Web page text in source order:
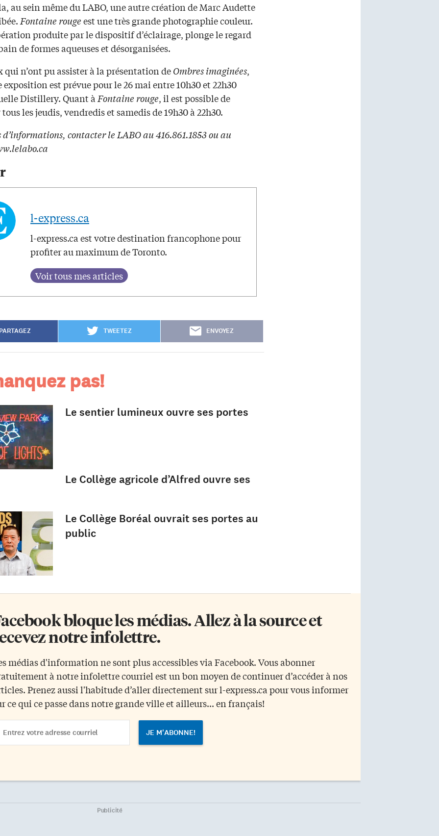
au sein même du LABO, une autre création de Marc Audette
Fontaine rougeest une très grande photographie couleur.
produite par le dispositif d’éclairage, plonge le regard
de formes aqueuses et désorganisées.
qui n’ont pu assister à la présentation deOmbres imaginées,
exposition est prévue pour le 26 mai entre 10h30 et 22h30
Distillery. Quant àFontaine rouge, il est possible de
les jeudis, vendredis et samedis de 19h30 à 22h30.
contacter le LABO au 416.861.1853 ou au
l-express.ca
l-express.ca est votre destination francophone pour
profiter au maximum de Toronto.
TWEETEZ ENVOYEZ
pas!
Le sentier lumineux ouvre ses portes
Le Collège agricole d’Alfred ouvre ses
Le Collège Boréal ouvrait ses portes au
public
bloque les médias. Allez à la source et
notre infolettre.
médias d'information ne sont plus accessibles via Facebook. Vous abonner
à notre infolettre courriel est un bon moyen de continuer d’accéder à nos
Prenez aussi l'habitude d’aller directement sur l-express.ca pour vous informer
ce qui ce passe dans notre grande ville et ailleurs... en français!
Publicité